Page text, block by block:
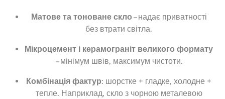
Матове та тоноване скло – надає приватності
без втрати світла.
Мікроцемент і керамограніт великого формату
– мінімум швів, максимум чистоти.
Комбінація фактур: шорстке + гладке, холодне +
тепле. Наприклад, скло з чорною металевою